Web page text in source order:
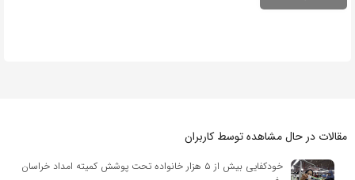
مقالات در حال مشاهده توسط کاربران
خودکفایی بیش از ۵ هزار خانواده تحت پوشش کمیته امداد خراسان